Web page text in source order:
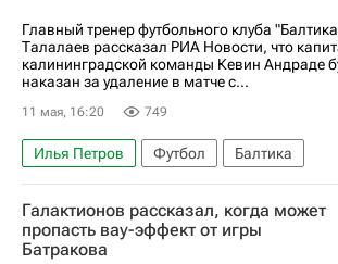
Балтика
Константин Шильцов
Главный тренер футбольного клуба
Талалаев рассказал РИА Новости, что
калининградской команды Кевин Андраде
наказан за удаление в матче с...
11 мая, 16:20 749
Илья Петров Футбол
Балтика
Локомотив (Москва)
Кевин Андраде
Андрей Талалаев
РПЛ 2026-2027 (Чемпионат России по
Галактионов рассказал, когда может
пропасть вау-эффект от игры
Батракова